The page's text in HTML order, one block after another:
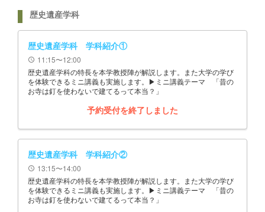
歴史遺産学科
歴史遺産学科 学科紹介①
schedule 11:15〜12:00
歴史遺産学科の特長を本学教授陣が解説します。また大学の学び
を体験できるミニ講義も実施します。▶ミニ講義テーマ 「昔の
お寺は釘を使わないで建てるって本当？」
予約受付を終了しました
歴史遺産学科 学科紹介②
schedule 13:15〜14:00
歴史遺産学科の特長を本学教授陣が解説します。また大学の学び
を体験できるミニ講義も実施します。▶ミニ講義テーマ 「昔の
お寺は釘を使わないで建てるって本当？」